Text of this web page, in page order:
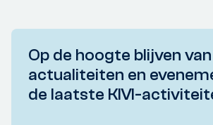
Op de hoogte blijven
actualiteiten en
de laatste KIVI-